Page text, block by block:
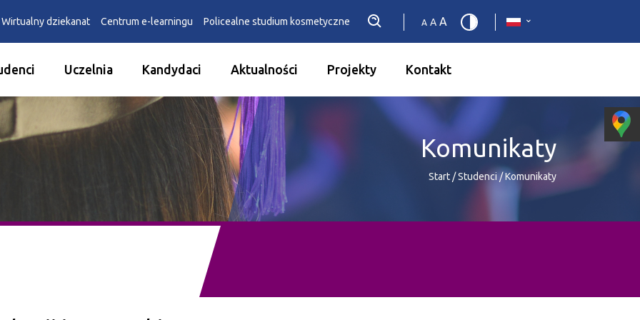
Wirtualny dziekanat Centrum e-learningu Policealne studium kosmetyczne A A A
Uczelnia Kandydaci Aktualności Projekty Kontakt
Komunikaty
Start/Studenci /Komunikaty